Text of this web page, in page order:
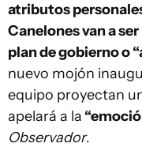
atributos
Canelones van a
plan de gobierno o
nuevo mojón
equipo proyectan
apelará a la
Observador.